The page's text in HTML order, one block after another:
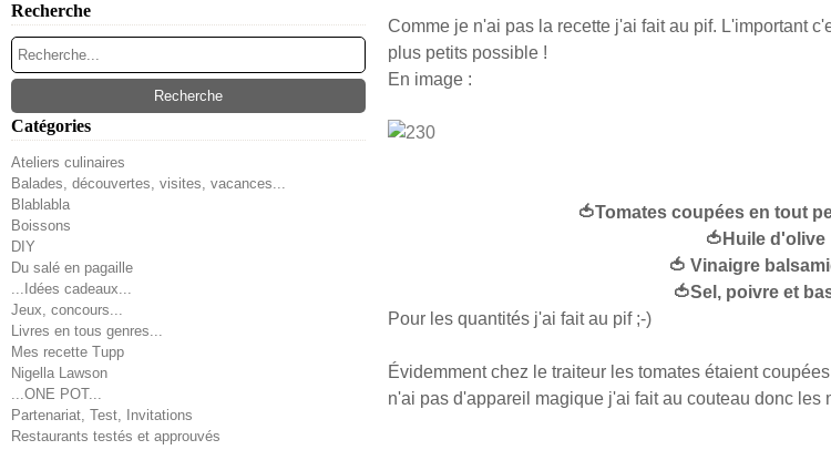
Recherche
Catégories
Ateliers culinaires
Balades, découvertes, visites, vacances...
Blablabla
Boissons
DIY
Du salé en pagaille
...Idées cadeaux...
Jeux, concours...
Livres en tous genres...
Mes recette Tupp
Nigella Lawson
...ONE POT...
Partenariat, Test, Invitations
Restaurants testés et approuvés
Comme je n'ai pas la recette j'ai fait au pif. L'important
plus petits possible !
En image :
🍅Tomates coupées en tout
🍅Huile d'olive
🍅 Vinaigre
🍅Sel, poivre et
Pour les quantités j'ai fait au pif ;-)
Évidemment chez le traiteur les tomates étaient
n'ai pas d'appareil magique j'ai fait au couteau donc les